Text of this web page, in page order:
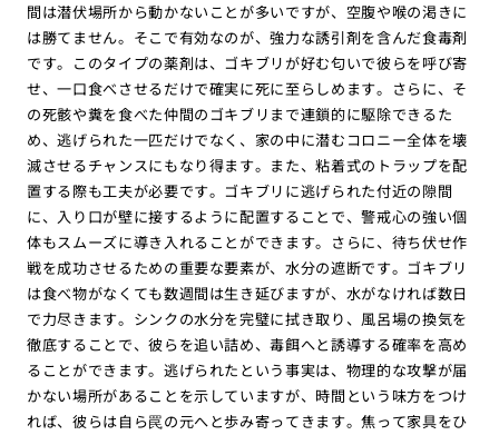
間は潜伏場所から動かないことが多いですが、空腹や喉の渇きに
は勝てません。そこで有効なのが、強力な誘引剤を含んだ食毒剤
です。このタイプの薬剤は、ゴキブリが好む匂いで彼らを呼び寄
せ、一口食べさせるだけで確実に死に至らしめます。さらに、そ
の死骸や糞を食べた仲間のゴキブリまで連鎖的に駆除できるた
め、逃げられた一匹だけでなく、家の中に潜むコロニー全体を壊
滅させるチャンスにもなり得ます。また、粘着式のトラップを配
置する際も工夫が必要です。ゴキブリに逃げられた付近の隙間
に、入り口が壁に接するように配置することで、警戒心の強い個
体もスムーズに導き入れることができます。さらに、待ち伏せ作
戦を成功させるための重要な要素が、水分の遮断です。ゴキブリ
は食べ物がなくても数週間は生き延びますが、水がなければ数日
で力尽きます。シンクの水分を完璧に拭き取り、風呂場の換気を
徹底することで、彼らを追い詰め、毒餌へと誘導する確率を高め
ることができます。逃げられたという事実は、物理的な攻撃が届
かない場所があることを示していますが、時間という味方をつけ
れば、彼らは自ら罠の元へと歩み寄ってきます。焦って家具をひ